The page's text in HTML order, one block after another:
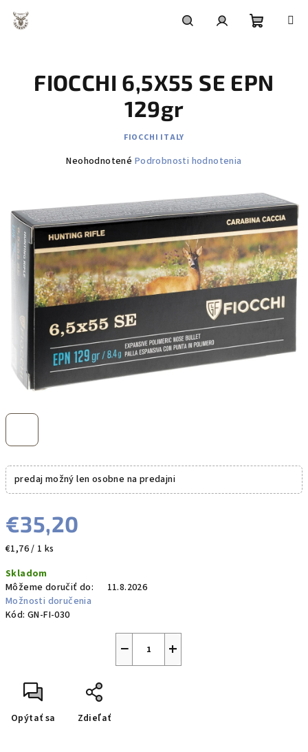
obsah
košík
predaj možný len osobne na predajni
€35,20
Jednotková
€1,76 / 1 ks
Skladom
Môžeme doručiť do:
11.8.2026
Možnosti doručenia
Kód: GN-FI-030
+
−
Opýtať sa Zdieľať
FIOCCHI 6,5X55 SE EPN
129gr
FIOCCHI ITALY
Priemerné
0,0
z
5
hviezdičiek.
Neohodnotené Podrobnosti hodnotenia